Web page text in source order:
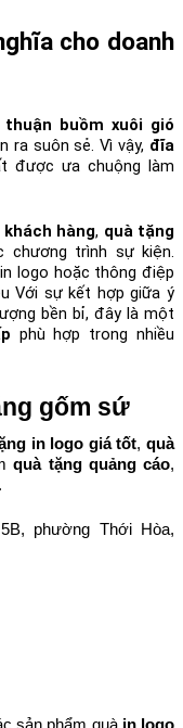
cho doanh
thuận buồm xuôi gió
ra suôn sẻ. Vì vậy, đĩa
được ưa chuộng làm
hàng, quà tặng
chương trình sự kiện.
logo hoặc thông điệp
Với sự kết hợp giữa ý
bền bỉ, đây là một
phù hợp trong nhiều
gốm sứ
in logo giá tốt, quà
quà tặng quảng cáo,
phường Thới Hòa,